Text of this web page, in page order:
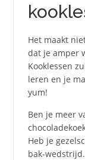
Het maakt
dat je amper
Kooklessen
leren en je
yum!
Ben je meer
Heb je
bak-